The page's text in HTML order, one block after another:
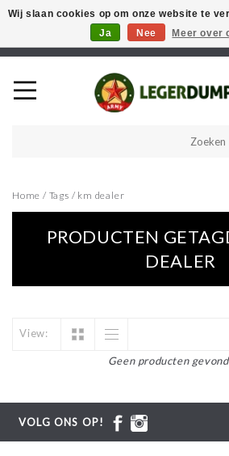
Welkom in onze webshop! Als u een
vinden in de webwinkel, neem
Home / Tags / km dealer
PRODUCTEN
DEALER
View:
Geen producten
VOLG ONS OP!
Wij slaan cookies op om onze website te
Ja
Nee Meer over